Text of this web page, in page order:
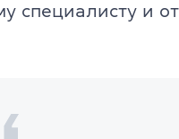
специалисту и